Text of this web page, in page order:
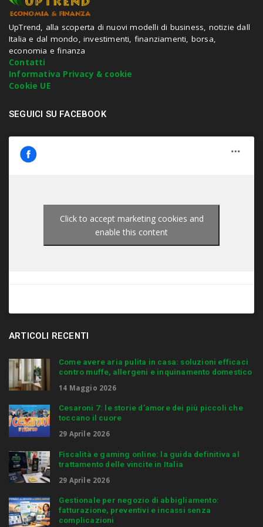
i
t
e
n
t
e
r
.
UpTrend, alla scoperta di nuovi modelli di business, notizie dall
Italia e dal mondo, investimenti, finanziamenti, borsa,
economia e finanza
Contatti
Informativa Privacy & cookie
Cookie UE
SEGUICI SU FACEBOOK
Click to accept marketing cookies and
enable this content
ARTICOLI RECENTI
Come avere aria pulita in casa: soluzioni efficaci
contro muffe, allergeni e inquinamento domestico
14 Maggio 2026
Cesaroni 7: le storie d’amore dei più piccoli che
toccano il cuore
29 Aprile 2026
Fiscalità e gaming online: la guida definitiva al
trattamento delle vincite in Italia
29 Aprile 2026
Gestionale per negozio di abbigliamento:
fatturazione, preventivi e incassi senza
complicazioni